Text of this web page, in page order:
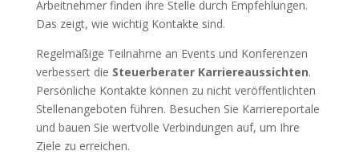
Arbeitnehmer finden ihre Stelle durch Empfehlungen.
Das zeigt, wie wichtig Kontakte sind.
Regelmäßige Teilnahme an Events und Konferenzen
verbessert die Steuerberater Karriereaussichten.
Persönliche Kontakte können zu nicht veröffentlichten
Stellenangeboten führen. Besuchen Sie Karriereportale
und bauen Sie wertvolle Verbindungen auf, um Ihre
Ziele zu erreichen.